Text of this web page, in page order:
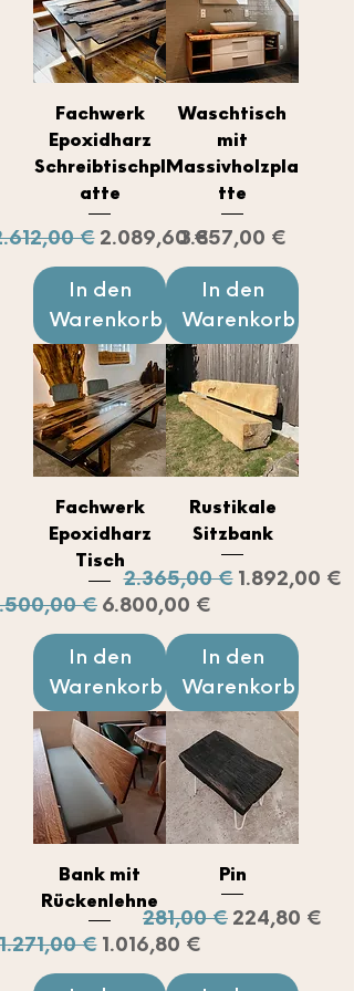
Fachwerk
Epoxidharz
Schreibtischpl
atte
€ Sale-Preis
2.089,60 €
In den
Warenkorb
Waschtisch
mit
Massivholzpla
tte
Preis
3.857,00 €
In den
Warenkorb
Fachwerk
Epoxidharz
Tisch
€ Sale-Preis
6.800,00 €
In den
Warenkorb
Rustikale
Sitzbank
Standardpreis
2.365,00 € Sale-Preis
1.892,00 €
In den
Warenkorb
Bank mit
Rückenlehne
€ Sale-Preis
1.016,80 €
Pin
Standardpreis
281,00 € Sale-Preis
224,80 €